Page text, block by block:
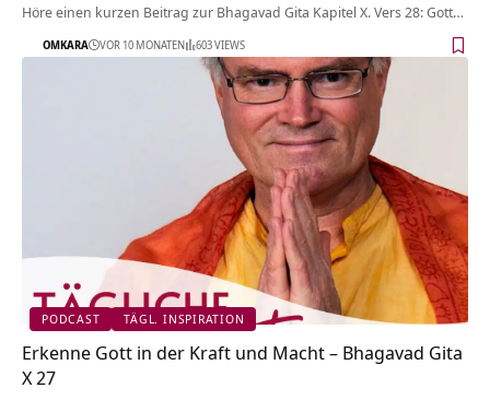
Höre einen kurzen Beitrag zur Bhagavad Gita Kapitel X. Vers 28: Gott…
OMKARA VOR 10 MONATEN 603 VIEWS
PODCAST TÄGL. INSPIRATION
Erkenne Gott in der Kraft und Macht – Bhagavad Gita
X 27